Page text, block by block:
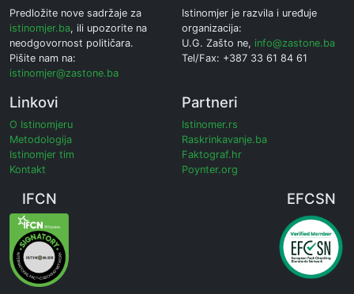
Predložite nove sadržaje za
istinomjer.ba, ili upozorite na
neodgovornost političara.
Pišite nam na:
istinomjer@zastone.ba
Istinomjer je razvila i uređuje
organizacija:
U.G. Zašto ne, info@zastone.ba
Tel/Fax: +387 33 61 84 61
Linkovi
O Istinomjeru
Metodologija
Istinomjer tim
Kontakt
Partneri
Istinomer.rs
Raskrinkavanje.ba
Faktograf.hr
Poynter.org
IFCN EFCSN